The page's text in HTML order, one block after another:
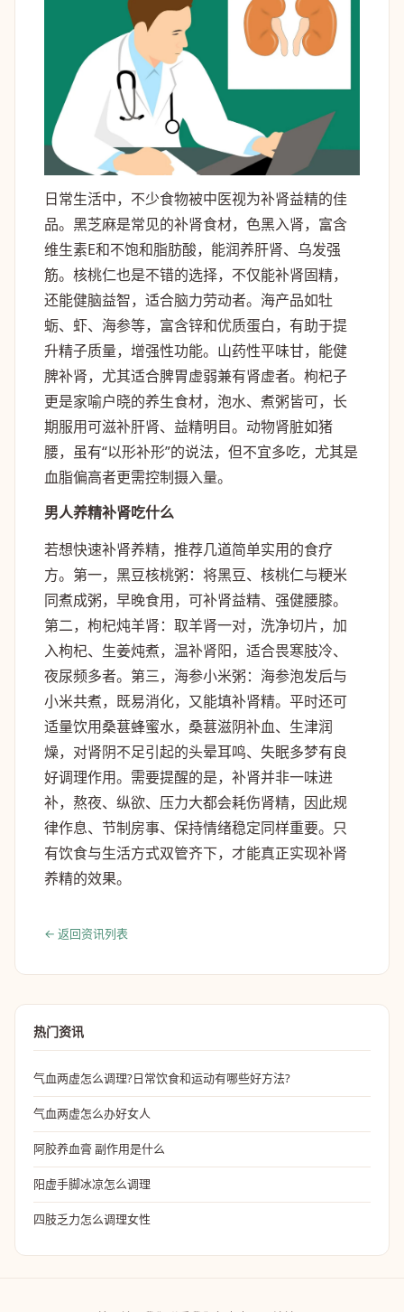
日常生活中，不少食物被中医视为补肾益精的佳
品。黑芝麻是常见的补肾食材，色黑入肾，富含
维生素E和不饱和脂肪酸，能润养肝肾、乌发强
筋。核桃仁也是不错的选择，不仅能补肾固精，
还能健脑益智，适合脑力劳动者。海产品如牡
蛎、虾、海参等，富含锌和优质蛋白，有助于提
升精子质量，增强性功能。山药性平味甘，能健
脾补肾，尤其适合脾胃虚弱兼有肾虚者。枸杞子
更是家喻户晓的养生食材，泡水、煮粥皆可，长
期服用可滋补肝肾、益精明目。动物肾脏如猪
腰，虽有“以形补形”的说法，但不宜多吃，尤其是
血脂偏高者更需控制摄入量。
男人养精补肾吃什么
若想快速补肾养精，推荐几道简单实用的食疗
方。第一，黑豆核桃粥：将黑豆、核桃仁与粳米
同煮成粥，早晚食用，可补肾益精、强健腰膝。
第二，枸杞炖羊肾：取羊肾一对，洗净切片，加
入枸杞、生姜炖煮，温补肾阳，适合畏寒肢冷、
夜尿频多者。第三，海参小米粥：海参泡发后与
小米共煮，既易消化，又能填补肾精。平时还可
适量饮用桑葚蜂蜜水，桑葚滋阴补血、生津润
燥，对肾阴不足引起的头晕耳鸣、失眠多梦有良
好调理作用。需要提醒的是，补肾并非一味进
补，熬夜、纵欲、压力大都会耗伤肾精，因此规
律作息、节制房事、保持情绪稳定同样重要。只
有饮食与生活方式双管齐下，才能真正实现补肾
养精的效果。
← 返回资讯列表
热门资讯
气血两虚怎么调理?日常饮食和运动有哪些好方法?
气血两虚怎么办好女人
阿胶养血膏 副作用是什么
阳虚手脚冰凉怎么调理
四肢乏力怎么调理女性